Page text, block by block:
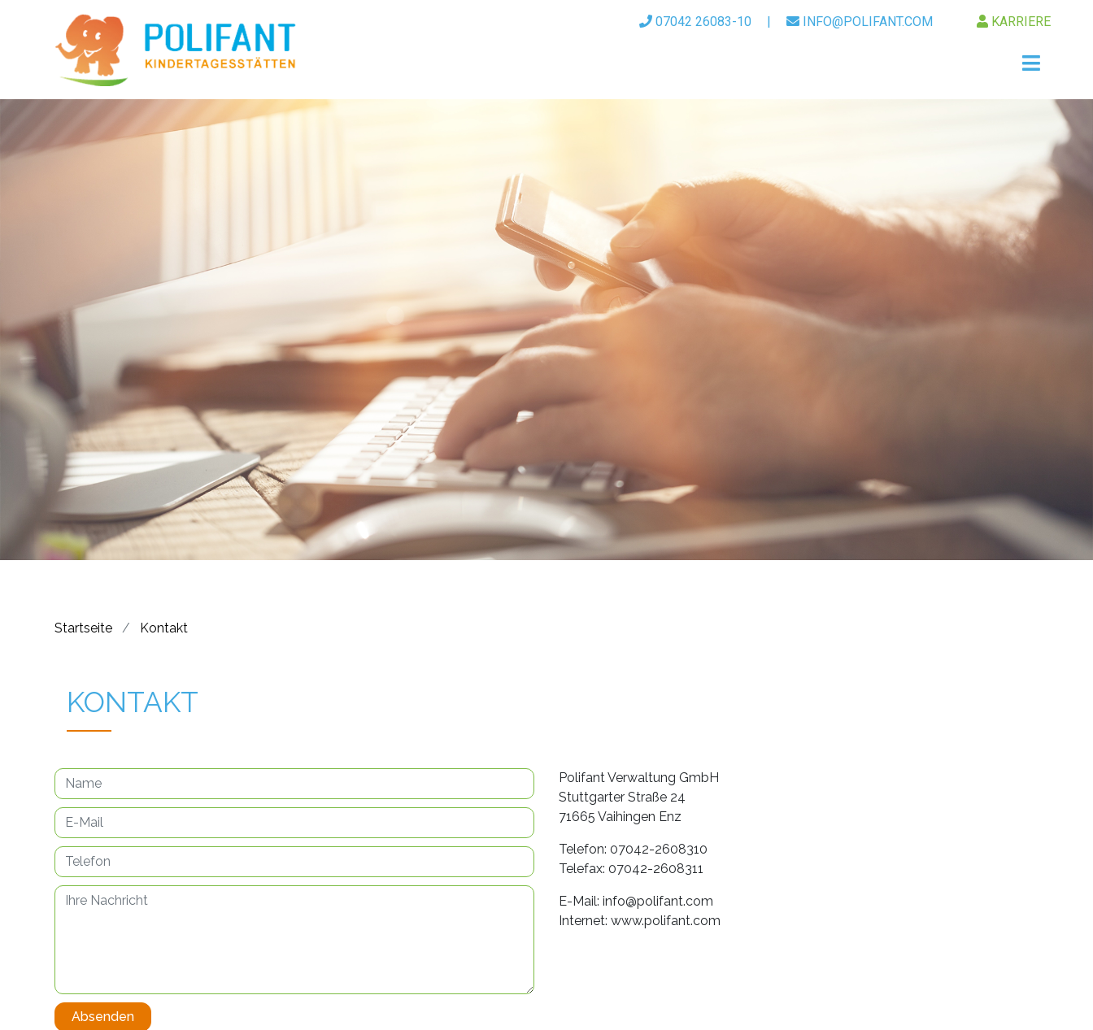
07042 26083-10 | INFO@POLIFANT.COM KARRIERE
Startseite Kontakt
KONTAKT
Polifant Verwaltung GmbH
Stuttgarter Straße 24
71665 Vaihingen Enz
Telefon: 07042-2608310
Telefax: 07042-2608311
E-Mail: info@polifant.com
Internet: www.polifant.com